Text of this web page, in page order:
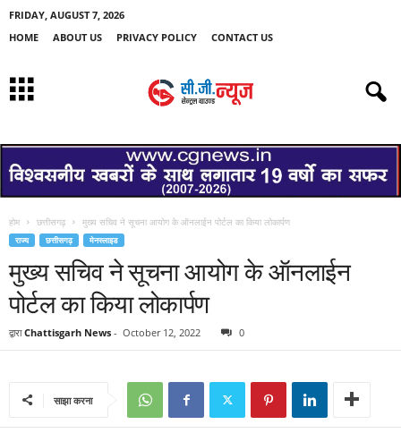
FRIDAY, AUGUST 7, 2026
HOME
ABOUT US PRIVACY POLICY CONTACT US
होम छत्तीसगढ़ मुख्य सचिव ने सूचना आयोग के ऑनलाईन पोर्टल का किया लोकार्पण
राज्य छत्तीसगढ़ मेनस्लाइड
मुख्य सचिव ने सूचना आयोग के ऑनलाईन
पोर्टल का किया लोकार्पण
द्वारा Chattisgarh News - October 12, 2022 0
साझा करना